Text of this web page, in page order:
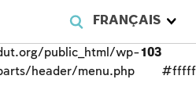
FRANÇAIS
public_html/wp-
header/menu.php
103